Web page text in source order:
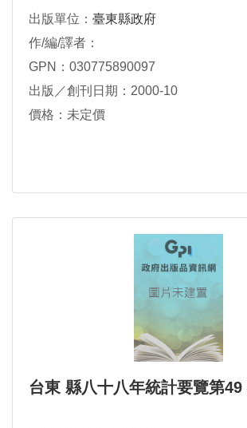
出版單位： 臺東縣政府
作/編/譯者：
GPN：030775890097
出版／創刊日期：2000-10
價格：未定價
台東 縣八十八年統計要覽第49